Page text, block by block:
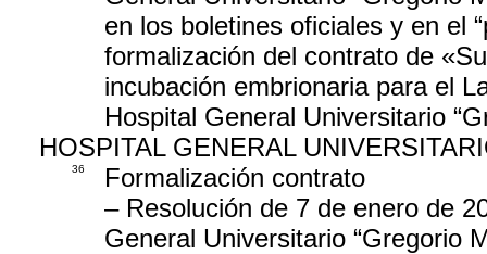
en los boletines oficiales y en el
formalización del contrato de
incubación embrionaria para el
Hospital General Universitario
HOSPITAL GENERAL
36
Formalización contrato
– Resolución de 7 de enero de
General Universitario “Gregorio